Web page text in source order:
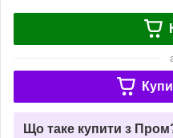
Що таке купити з